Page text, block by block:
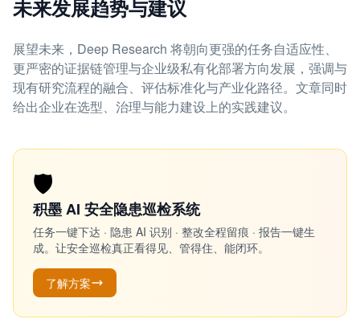
未来发展趋势与建议
展望未来，Deep Research 将朝向更强的任务自适应性、
更严密的证据链管理与企业级私有化部署方向发展，强调与
现有研究流程的融合、评估标准化与产业化路径。文章同时
给出企业在选型、治理与能力建设上的实践建议。
🛡️
积墨 AI 安全隐患巡检系统
任务一键下达 · 隐患 AI 识别 · 整改全程留痕 · 报告一键生
成。让安全巡检真正看得见、管得住、能闭环。
了解方案